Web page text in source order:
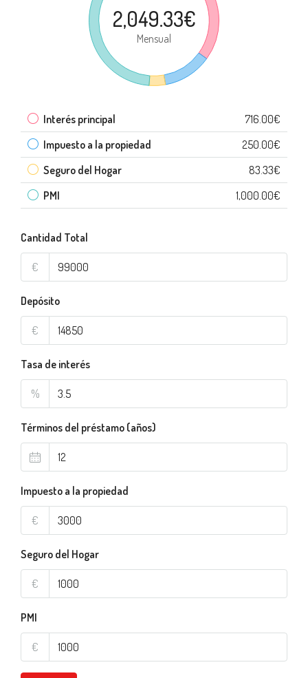
2,049.33€
Mensual
Interés principal
716.00€
Impuesto a la propiedad
250.00€
Seguro del Hogar
83.33€
PMI
1,000.00€
Cantidad Total
€
Depósito
€
Tasa de interés
%
Términos del préstamo (años)
Impuesto a la propiedad
€
Seguro del Hogar
€
PMI
€